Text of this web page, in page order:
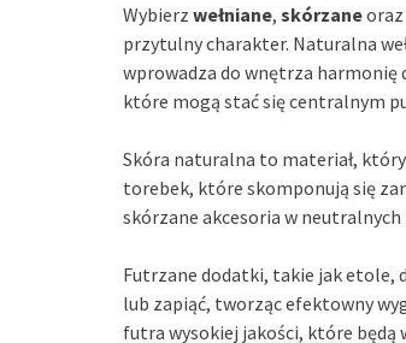
Wybierz wełniane, skórzaneoraz
przytulny charakter. Naturalna
wprowadza do wnętrza harmonię
które mogą stać się centralnym
Skóra naturalna to materiał,
torebek, które skomponują się
skórzane akcesoria w
Futrzane dodatki, takie jak etole,
lub zapiąć, tworząc efektowny
futra wysokiej jakości, które będą